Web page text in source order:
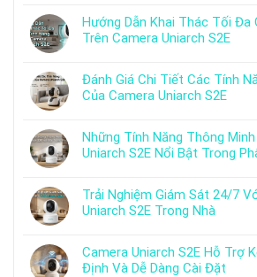
Hướng Dẫn Khai Thác Tối Đa
Trên Camera Uniarch S2E
Đánh Giá Chi Tiết Các Tính
Của Camera Uniarch S2E
Những Tính Năng Thông
Uniarch S2E Nổi Bật Trong
Trải Nghiệm Giám Sát 24/7
Uniarch S2E Trong Nhà
Camera Uniarch S2E Hỗ Trợ
Định Và Dễ Dàng Cài Đặt